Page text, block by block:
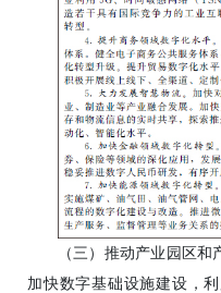
（三）推动产业园区
加快数字基础设施建设，